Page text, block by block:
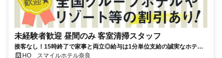
未経験者歓迎 昼間のみ 客室清掃スタッフ
接客なし！15時終了で家事と両立◎給与は1分単位支給の誠実なホテル
清掃HO スマイルホテル奈良